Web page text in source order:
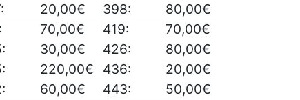
20,00€ 398:
80,00€
70,00€ 419:
70,00€
30,00€ 426:
80,00€
220,00€ 436:
20,00€
60,00€ 443:
50,00€